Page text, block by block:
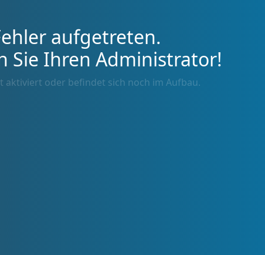
aufgetreten.
Sie Ihren Administrator!
aktiviert oder befindet sich noch im Aufbau.